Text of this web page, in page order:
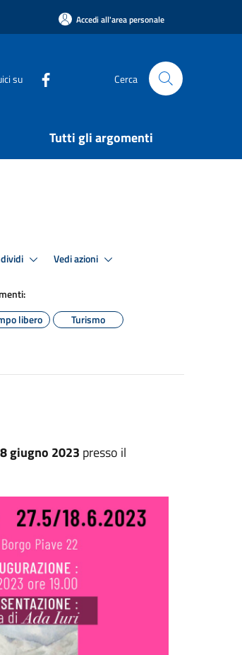
Accedi all'area personale
su Cerca
Tutti gli argomenti
Vedi azioni
libero
Turismo
giugno 2023 presso il